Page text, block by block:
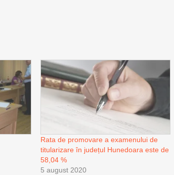
Rata de promovare a examenului de
titularizare în județul Hunedoara este de
58,04 %
5 august 2020